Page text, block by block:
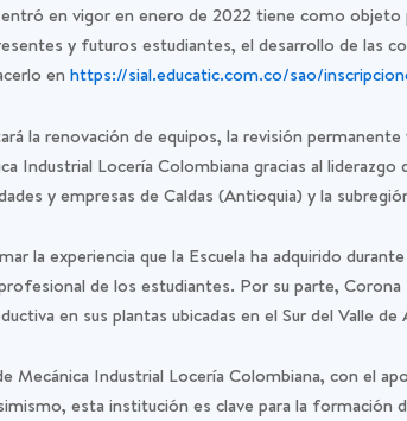
en vigor en enero de 2022 tiene como
y futuros estudiantes, el desarrollo de las
en https://sial.educatic.com.co/sao/
la renovación de equipos, la revisión
Industrial Locería Colombiana gracias al
y empresas de Caldas (Antioquia) y la
la experiencia que la Escuela ha adquirido
de los estudiantes. Por su parte,
en sus plantas ubicadas en el Sur del Valle
Mecánica Industrial Locería Colombiana, con el
esta institución es clave para la formación